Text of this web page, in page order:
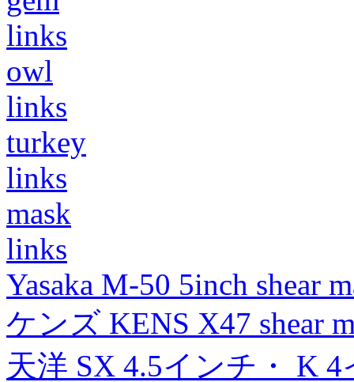
links
owl
links
turkey
links
mask
links
Yasaka M-50 5inch shear
ケンズ KENS X47 shear
天洋 SX 4.5インチ・ K